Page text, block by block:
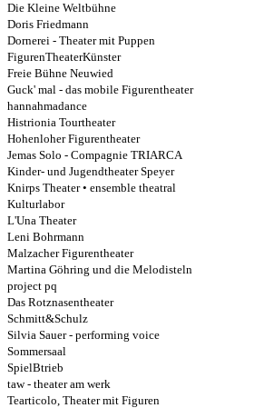
Die Kleine Weltbühne
Doris Friedmann
Dornerei - Theater mit Puppen
FigurenTheaterKünster
Freie Bühne Neuwied
Guck' mal - das mobile Figurentheater
hannahmadance
Histrionia Tourtheater
Hohenloher Figurentheater
Jemas Solo - Compagnie TRIARCA
Kinder- und Jugendtheater Speyer
Knirps Theater • ensemble theatral
Kulturlabor
L'Una Theater
Leni Bohrmann
Malzacher Figurentheater
Martina Göhring und die Melodisteln
project pq
Das Rotznasentheater
Schmitt&Schulz
Silvia Sauer - performing voice
Sommersaal
SpielBtrieb
taw - theater am werk
Tearticolo, Theater mit Figuren